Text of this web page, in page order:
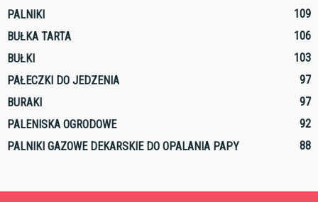
PALNIKI
109
BUŁKA TARTA
106
BUŁKI
103
PAŁECZKI DO JEDZENIA
97
BURAKI
97
PALENISKA OGRODOWE
92
PALNIKI GAZOWE DEKARSKIE DO OPALANIA PAPY
88